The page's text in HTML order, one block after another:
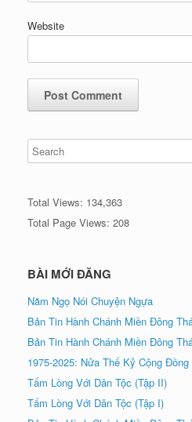
Website
Total Views: 134,363
Total Page Views: 208
BÀI MỚI ĐĂNG
Năm Ngọ Nói Chuyện Ngựa
Bản Tin Hành Chánh Miền Đông
Bản Tin Hành Chánh Miền Đông
1975-2025: Nửa Thế Kỷ Cộng
Tấm Lòng Với Dân Tộc (Tập II)
Tấm Lòng Với Dân Tộc (Tập I)